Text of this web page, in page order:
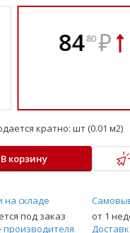
8480 ₽
кратно: шт (0.01 м2)
В корзину
на складе
под заказ
от 1
производителя